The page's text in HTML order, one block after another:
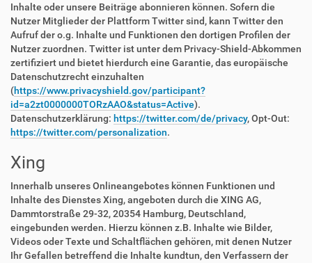
Inhalte oder unsere Beiträge abonnieren können. Sofern die
Nutzer Mitglieder der Plattform Twitter sind, kann Twitter den
Aufruf der o.g. Inhalte und Funktionen den dortigen Profilen der
Nutzer zuordnen. Twitter ist unter dem Privacy-Shield-Abkommen
zertifiziert und bietet hierdurch eine Garantie, das europäische
Datenschutzrecht einzuhalten
(https://www.privacyshield.gov/participant?
id=a2zt0000000TORzAAO&status=Active).
Datenschutzerklärung: https://twitter.com/de/privacy, Opt-Out:
https://twitter.com/personalization.
Xing
Innerhalb unseres Onlineangebotes können Funktionen und
Inhalte des Dienstes Xing, angeboten durch die XING AG,
Dammtorstraße 29-32, 20354 Hamburg, Deutschland,
eingebunden werden. Hierzu können z.B. Inhalte wie Bilder,
Videos oder Texte und Schaltflächen gehören, mit denen Nutzer
Ihr Gefallen betreffend die Inhalte kundtun, den Verfassern der